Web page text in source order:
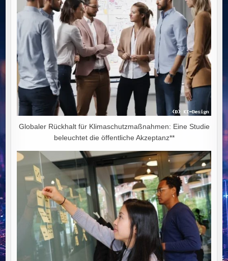
Globaler Rückhalt für Klimaschutzmaßnahmen: Eine Studie
beleuchtet die öffentliche Akzeptanz**